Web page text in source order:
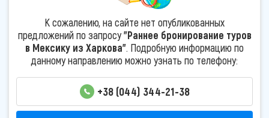
К сожалению, на сайте нет опубликованных
предложений по запросу"Раннее бронирование туров
в Мексику из Харкова". Подробную информацию по
данному направлению можно узнать по телефону:
+38 (044) 344-21-38